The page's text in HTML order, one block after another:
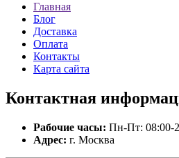
Главная
Блог
Доставка
Оплата
Контакты
Карта сайта
Контактная
Рабочие часы: Пн-Пт: 08:00-
Адрес: г. Москва